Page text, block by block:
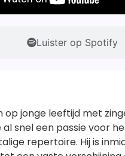
Luister op Spotify
op jonge leeftijd met
snel een passie voor
repertoire. Hij is